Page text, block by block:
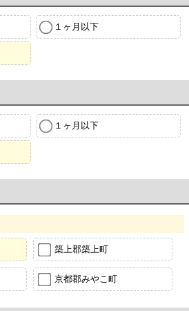
１ヶ月以下
１ヶ月以下
築上郡築上町
京都郡みやこ町